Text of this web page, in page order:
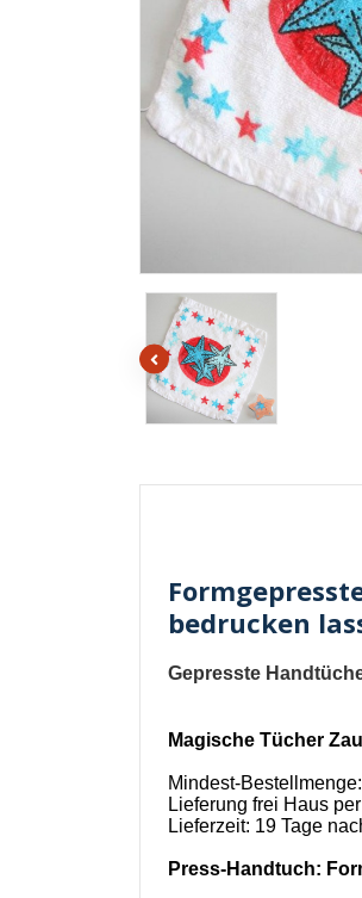
bedrucken
Gepresste
Magische Tücher
Mindest-
Lieferung frei Haus
Lieferzeit: 19 Tage
Press-Handtuch: